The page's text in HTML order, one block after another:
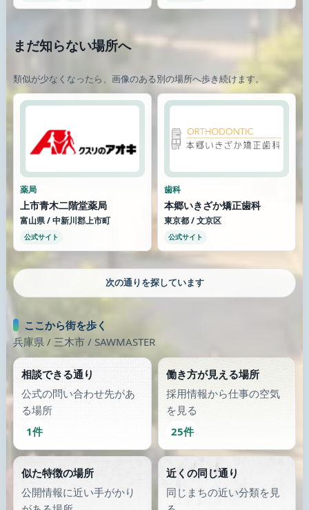
まだ知らない場所へ
類似が少なくなったら、画像のある別の場所へ歩き続けます。
薬局
上市青木二階堂薬局
富山県 / 中新川郡上市町
公式サイト
歯科
本郷いきざか矯正歯科
東京都 / 文京区
公式サイト
さらに街を歩く
類似が少なくなったら、画像のある別の場所へ歩き続けます。
日本酒醸造・販売
祝砲酒造
公式サイト
歯科
ハートデンタルクリニック
公式サイト 働く